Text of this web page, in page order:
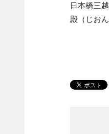
日本橋三
殿（じお